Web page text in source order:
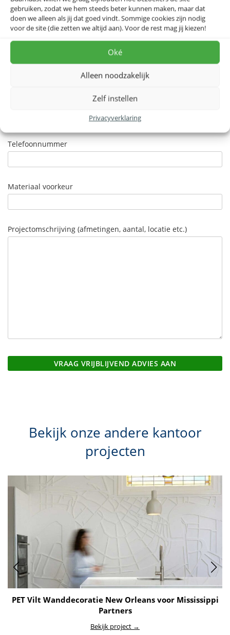
gebruiken, zodat we hem steeds beter kunnen maken, maar dat
doen we alleen als jij dat goed vindt. Sommige cookies zijn nodig
voor de site (die zetten we altijd aan). Voor de rest mag jij kiezen!
Oké
Alleen noodzakelijk
Zelf instellen
Privacyverklaring
jouw kantoor of bedrijfsruimte.
Naam
Telefoonnummer
Materiaal voorkeur
Projectomschrijving (afmetingen, aantal, locatie etc.)
Bekijk onze andere kantoor
projecten
PET Vilt Wanddecoratie New Orleans voor Mississippi
Partners
Bekijk project →